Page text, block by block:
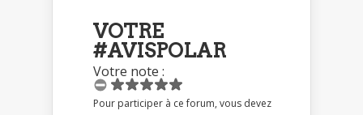
VOTRE
#AVISPOLAR
Votre note :
Pour participer à ce forum, vous devez